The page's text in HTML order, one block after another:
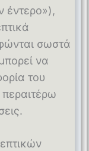
έντερο»),
σωστά
να
του